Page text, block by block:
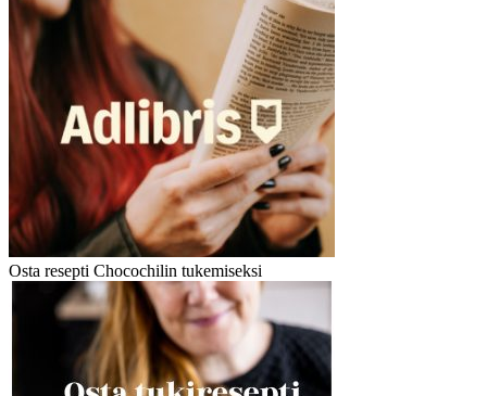
Osta resepti Chocochilin tukemiseksi